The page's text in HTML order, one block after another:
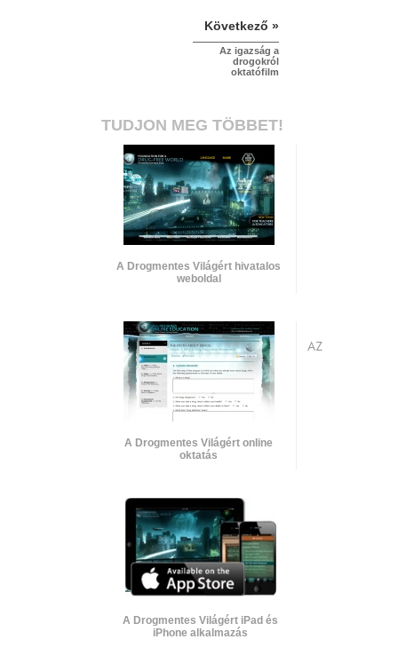
Következő »
Az igazság a
drogokról
oktatófilm
TUDJON MEG TÖBBET!
A Drogmentes Világért hivatalos
weboldal
A Drogmentes Világért online
oktatás
A Drogmentes Világért iPad és
iPhone alkalmazás
AZ